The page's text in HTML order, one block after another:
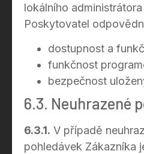
lokálního
Poskytovatel
dostupnost a
funkčnost
bezpečnost
6.3. Neuhrazené
6.3.1. V případě
pohledávek Zákazníka